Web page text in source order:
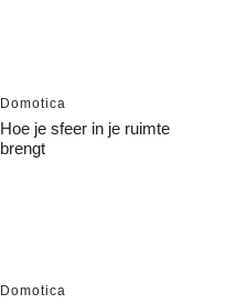
Domotica
Hoe je sfeer in je ruimte
brengt
Domotica